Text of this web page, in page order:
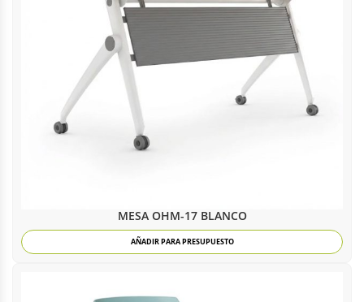
MESA OHM-17 BLANCO
AÑADIR PARA PRESUPUESTO